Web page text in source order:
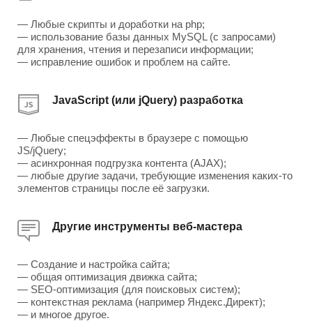
— Любые скрипты и доработки на php;
— использование базы данных MySQL (с запросами)
для хранения, чтения и перезаписи информации;
— исправление ошибок и проблем на сайте.
JavaScript (или jQuery) разработка
— Любые спецэффекты в браузере с помощью
JS/jQuery;
— асинхронная подгрузка контента (AJAX);
— любые другие задачи, требующие изменения каких-то
элементов страницы после её загрузки.
Другие инструменты веб-мастера
— Создание и настройка сайта;
— общая оптимизация движка сайта;
— SEO-оптимизация (для поисковых систем);
— контекстная реклама (например Яндекс.Директ);
— и многое другое.